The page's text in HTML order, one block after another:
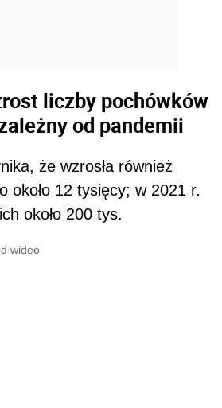
liczby pochówków
od pandemii
że wzrosła również
około 12 tysięcy; w 2021 r.
około 200 tys.
wideo